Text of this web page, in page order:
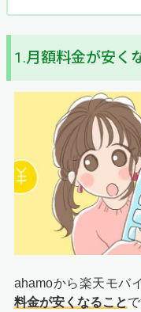
1.月額料金が安く
ahamoから楽天モバ
料金が安くなることで